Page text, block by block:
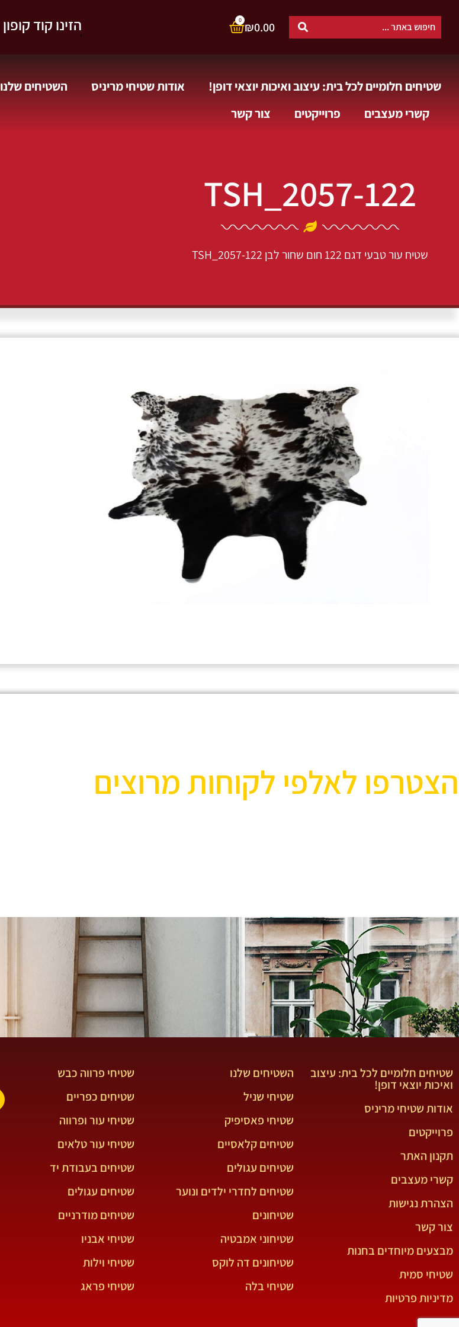
₪0.00
0 וקבלו 10% הנחה.
שטיחים חלומיים לכל בית: עיצוב ואיכות יוצאי דופן! אודות שטיחי מריניס השטיחים שלנו
קשרי מעצבים
פרוייקטים צור קשר
TSH_2057-122
שטיח עור טבעי דגם 122 חום שחור לבן TSH_2057-122
הצטרפו לאלפי לקוחות מרוצים
שטיחים חלומיים לכל בית: עיצוב
ואיכות יוצאי דופן!
אודות שטיחי מריניס
פרוייקטים
תקנון האתר
קשרי מעצבים
הצהרת נגישות
צור קשר
מבצעים מיוחדים בחנות
שטיחי סמית
מדיניות פרטיות
השטיחים שלנו
שטיחי שניל
שטיחי פאסיפיק
שטיחים קלאסיים
שטיחים עגולים
שטיחים לחדרי ילדים ונוער
שטיחונים
שטיחוני אמבטיה
שטיחונים דה לוקס
שטיחי בלה
שטיחי פרווה כבש
שטיחים כפריים
שטיחי עור ופרווה
שטיחי עור טלאים
שטיחים בעבודת יד
שטיחים עגולים
שטיחים מודרניים
שטיחי אבניו
שטיחי וילות
שטיחי פראג